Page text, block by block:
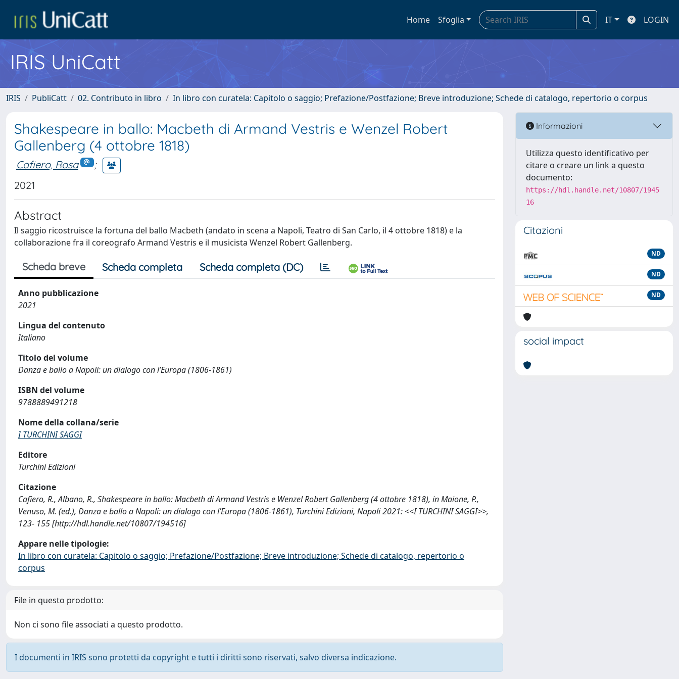
Home Sfoglia IT LOGIN
IRIS UniCatt
IRIS PubliCatt 02. Contributo in libro In libro con curatela: Capitolo o saggio; Prefazione/Postfazione; Breve introduzione; Schede di catalogo, repertorio o corpus
Shakespeare in ballo: Macbeth di Armand Vestris e Wenzel Robert
Gallenberg (4 ottobre 1818)
Cafiero, Rosa
;
2021
Abstract
Il saggio ricostruisce la fortuna del ballo Macbeth (andato in scena a Napoli, Teatro di San Carlo, il 4 ottobre 1818) e la
collaborazione fra il coreografo Armand Vestris e il musicista Wenzel Robert Gallenberg.
Scheda breve Scheda completa Scheda completa (DC)
Anno pubblicazione
2021
Lingua del contenuto
Italiano
Titolo del volume
Danza e ballo a Napoli: un dialogo con l’Europa (1806-1861)
ISBN del volume
9788889491218
Nome della collana/serie
I TURCHINI SAGGI
Editore
Turchini Edizioni
Citazione
Cafiero, R., Albano, R., Shakespeare in ballo: Macbeth di Armand Vestris e Wenzel Robert Gallenberg (4 ottobre 1818), in Maione, P.,
Venuso, M. (ed.), Danza e ballo a Napoli: un dialogo con l’Europa (1806-1861), Turchini Edizioni, Napoli 2021: <<I TURCHINI SAGGI>>,
123- 155 [http://hdl.handle.net/10807/194516]
Appare nelle tipologie:
In libro con curatela: Capitolo o saggio; Prefazione/Postfazione; Breve introduzione; Schede di catalogo, repertorio o
corpus
File in questo prodotto:
Non ci sono file associati a questo prodotto.
I documenti in IRIS sono protetti da copyright e tutti i diritti sono riservati, salvo diversa indicazione.
Informazioni
Utilizza questo identificativo per
citare o creare un link a questo
documento:
https://hdl.handle.net/10807/1945
16
Citazioni
ND
ND
ND
social impact